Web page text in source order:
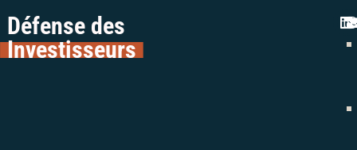
Défense des
Investisseurs